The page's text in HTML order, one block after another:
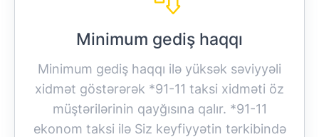
Minimum gediş haqqı
Minimum gediş haqqı ilə yüksək səviyyəli
xidmət göstərərək *91-11 taksi xidməti öz
müştərilərinin qayğısına qalır. *91-11
ekonom taksi ilə Siz keyfiyyətin tərkibində